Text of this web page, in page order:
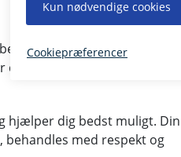
fra Skibet, som kan
har brug for øjeblikkelig
hjælper dig bedst muligt. Din
med respekt og